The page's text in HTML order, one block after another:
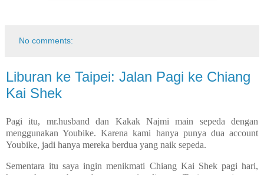
No comments:
Liburan ke Taipei: Jalan Pagi ke Chiang
Kai Shek
Pagi itu, mr.husband dan Kakak Najmi main sepeda dengan
menggunakan Youbike. Karena kami hanya punya dua account
Youbike, jadi hanya mereka berdua yang naik sepeda.
Sementara itu saya ingin menikmati Chiang Kai Shek pagi hari,